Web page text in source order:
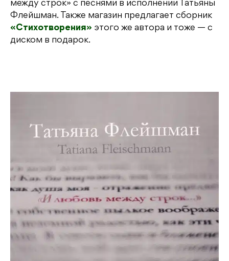
между строк» с песнями в исполнении Татьяны
Флейшман. Также магазин предлагает сборник
«Стихотворения» этого же автора и тоже — с
диском в подарок.